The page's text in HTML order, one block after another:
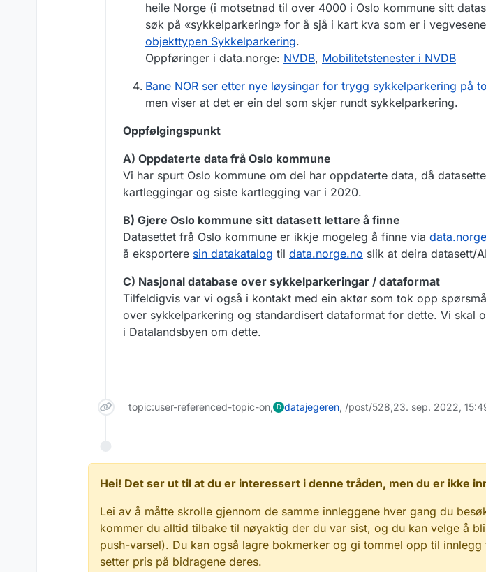
heile Norge (i motsetnad til over 4000 i Oslo kommune sitt
søk på «sykkelparkering» for å sjå i kart kva som er i
objekttypen Sykkelparkering.
Oppføringer i data.norge: NVDB, Mobilitetstenester i NVDB
Bane NOR ser etter nye løysingar for trygg sykkelparkering på
men viser at det er ein del som skjer rundt sykkelparkering.
Oppfølgingspunkt
A) Oppdaterte data frå Oslo kommune
Vi har spurt Oslo kommune om dei har oppdaterte data, då
kartleggingar og siste kartlegging var i 2020.
B) Gjere Oslo kommune sitt datasett lettare å finne
Datasettet frå Oslo kommune er ikkje mogeleg å finne via
å eksportere sin datakatalog til data.norge.no slik at deira datasett/
C) Nasjonal database over sykkelparkeringar / dataformat
Tilfeldigvis var vi også i kontakt med ein aktør som tok opp
over sykkelparkering og standardisert dataformat for dette. Vi skal
i Datalandsbyen om dette.
topic:user-referenced-topic-on, D datajegeren, /post/528,23. sep. 2022,
Hei! Det ser ut til at du er interessert i denne tråden, men du er ikke
Lei av å måtte skrolle gjennom de samme innleggene hver gang du
kommer du alltid tilbake til nøyaktig der du var sist, og du kan velge å
push-varsel). Du kan også lagre bokmerker og gi tommel opp til
setter pris på bidragene deres.